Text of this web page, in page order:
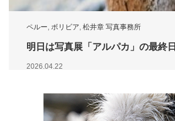
ペルー, ボリビア, 松井章 写真事務所
明日は写真展「アルパカ」の最終日
2026.04.22